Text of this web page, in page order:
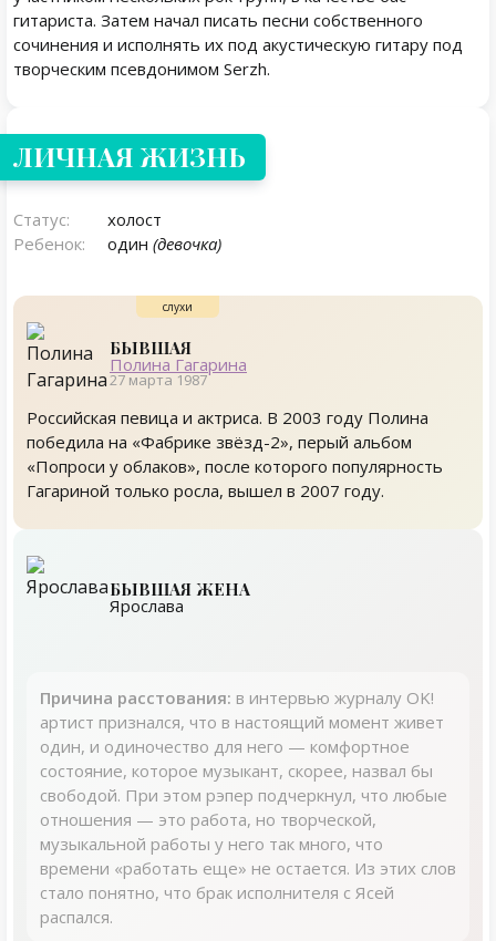
гитариста. Затем начал писать песни собственного
сочинения и исполнять их под акустическую гитару под
творческим псевдонимом Serzh.
Личная жизнь
ЛИЧНАЯ ЖИЗНЬ
Статус:
холост
Ребенок:
один (девочка)
БЫВШАЯ
Полина Гагарина
27 марта 1987
Российская певица и актриса. В 2003 году Полина
победила на «Фабрике звёзд-2», перый альбом
«Попроси у облаков», после которого популярность
Гагариной только росла, вышел в 2007 году.
БЫВШАЯ ЖЕНА
Ярослава
Причина расстования: в интервью журналу OK!
артист признался, что в настоящий момент живет
один, и одиночество для него — комфортное
состояние, которое музыкант, скорее, назвал бы
свободой. При этом рэпер подчеркнул, что любые
отношения — это работа, но творческой,
музыкальной работы у него так много, что
времени «работать еще» не остается. Из этих слов
стало понятно, что брак исполнителя с Ясей
распался.